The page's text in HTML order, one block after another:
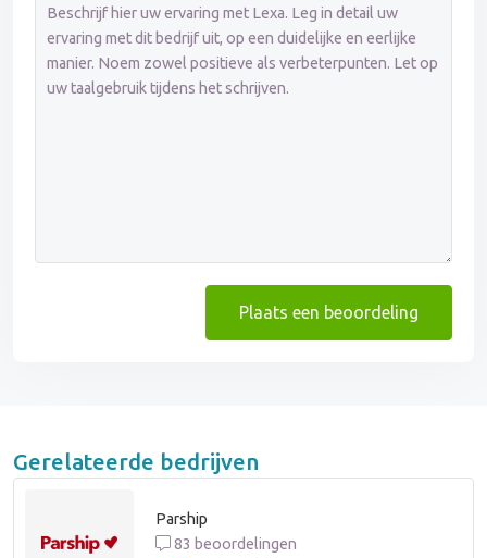
Plaats een beoordeling
Gerelateerde bedrijven
Parship
83 beoordelingen